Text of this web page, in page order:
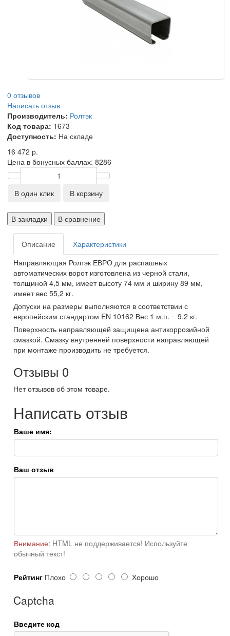
0 отзывов
Написать отзыв
Производитель: Ролтэк
Код товара: 1673
Доступность: На складе
16 472 р.
Цена в бонусных баллах: 8286
В один клик В корзину
В закладки В сравнение
Описание
Характеристики
Направляющая Ролтэк ЕВРО для распашных
автоматических ворот изготовлена из черной стали,
толщиной 4,5 мм, имеет высоту 74 мм и ширину 89 мм,
имеет вес 55,2 кг.
Допуски на размеры выполняются в соответствии с
европейским стандартом EN 10162 Вес 1 м.п. = 9,2 кг.
Поверхность направляющей защищена антикоррозийной
смазкой. Смазку внутренней поверхности направляющей
при монтаже производить не требуется.
Отзывы 0
Нет отзывов об этом товаре.
Написать отзыв
Ваше имя:
Ваш отзыв
Внимание: HTML не поддерживается! Используйте
обычный текст!
Рейтинг Плохо Хорошо
Captcha
Введите код